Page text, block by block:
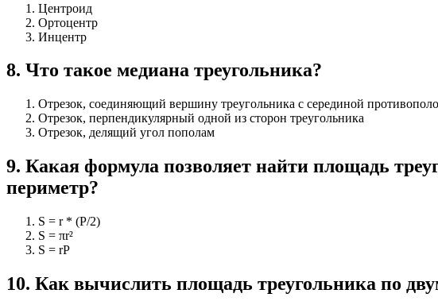
Центроид
Ортоцентр
Инцентр
8. Что такое медиана треугольника?
Отрезок, соединяющий вершину треугольника с серединой
Отрезок, перпендикулярный одной из сторон треугольника
Отрезок, делящий угол пополам
9. Какая формула позволяет найти площадь
периметр?
S = r * (P/2)
S = πr²
S = rP
10. Как вычислить площадь треугольника по